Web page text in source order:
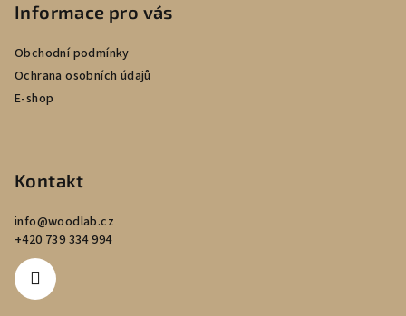
Informace pro vás
Obchodní podmínky
Ochrana osobních údajů
E-shop
Kontakt
info@woodlab.cz
+420 739 334 994